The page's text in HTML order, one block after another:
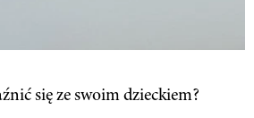
się ze swoim dzieckiem?